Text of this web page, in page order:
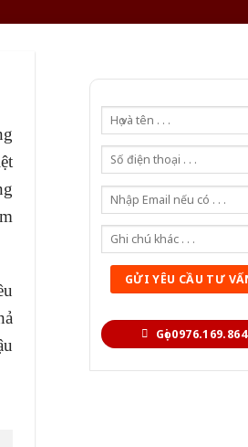
Gọi 0976.169.864